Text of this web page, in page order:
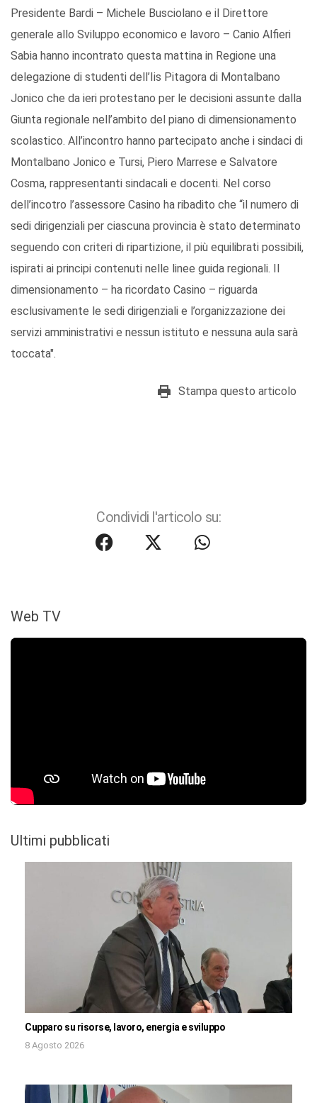
Presidente Bardi – Michele Busciolano e il Direttore
generale allo Sviluppo economico e lavoro – Canio Alfieri
Sabia hanno incontrato questa mattina in Regione una
delegazione di studenti dell’Iis Pitagora di Montalbano
Jonico che da ieri protestano per le decisioni assunte dalla
Giunta regionale nell’ambito del piano di dimensionamento
scolastico. All’incontro hanno partecipato anche i sindaci di
Montalbano Jonico e Tursi, Piero Marrese e Salvatore
Cosma, rappresentanti sindacali e docenti. Nel corso
dell’incotro l’assessore Casino ha ribadito che “il numero di
sedi dirigenziali per ciascuna provincia è stato determinato
seguendo con criteri di ripartizione, il più equilibrati possibili,
ispirati ai principi contenuti nelle linee guida regionali. Il
dimensionamento – ha ricordato Casino – riguarda
esclusivamente le sedi dirigenziali e l’organizzazione dei
servizi amministrativi e nessun istituto e nessuna aula sarà
toccata".
Stampa questo articolo
Condividi l'articolo su:
Web TV
Ultimi pubblicati
Cupparo su risorse, lavoro, energia e sviluppo
8 Agosto 2026